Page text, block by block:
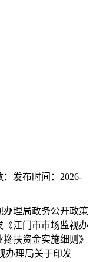
发布时间： 2026-
理局政务公开政策
《江门市市场监视办
扶资金实施细则》
办理局关于印发